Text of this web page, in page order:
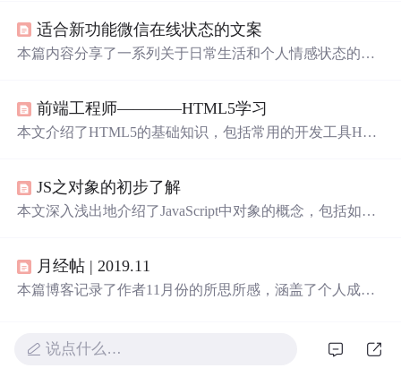
适合新功能微信在线状态的文案
本篇内容分享了一系列关于日常生活和个人情感状态的随
乐观心态。
前端工程师————HTML5学习
本文介绍了HTML5的基础知识，包括常用的开发工具HBui
义。同时提到了如何在VSCode中创建HTML页面并详细解
释了相关标签的使用方法。
JS之对象的初步了解
本文深入浅出地介绍了JavaScript中对象的概念，包括如何
月经帖 | 2019.11
本篇博客记录了作者11月份的所思所感，涵盖了个人成
生活态度的反思，展现了作者对自我提升和时代变迁的深
说点什么…